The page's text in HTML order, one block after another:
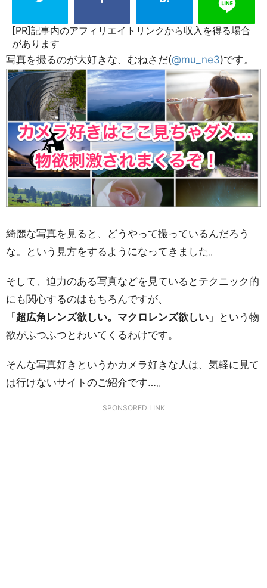
[PR]記事内のアフィリエイトリンクから収入を得る場合
があります
写真を撮るのが大好きな、むねさだ(@mu_ne3)です。
綺麗な写真を見ると、どうやって撮っているんだろう
な。という見方をするようになってきました。
そして、迫力のある写真などを見ているとテクニック的
にも関心するのはもちろんですが、
「 超広角レンズ欲しい。マクロレンズ欲しい 」という物
欲がふつふつとわいてくるわけです。
そんな写真好きというかカメラ好きな人は、気軽に見て
は行けないサイトのご紹介です…。
SPONSORED LINK